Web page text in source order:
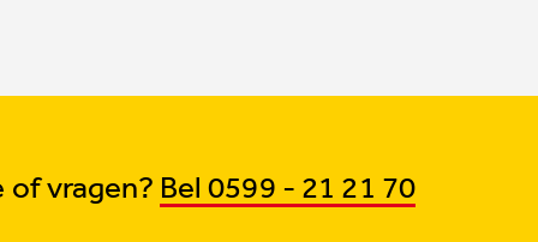
vragen? Bel 0599 - 21 21 70